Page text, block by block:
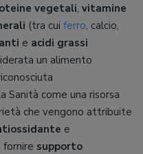
vegetali, vitamine
(tra cui ferro, calcio,
e acidi grassi
un alimento
Sanità come una risorsa
che vengono attribuite
e
fornire supporto